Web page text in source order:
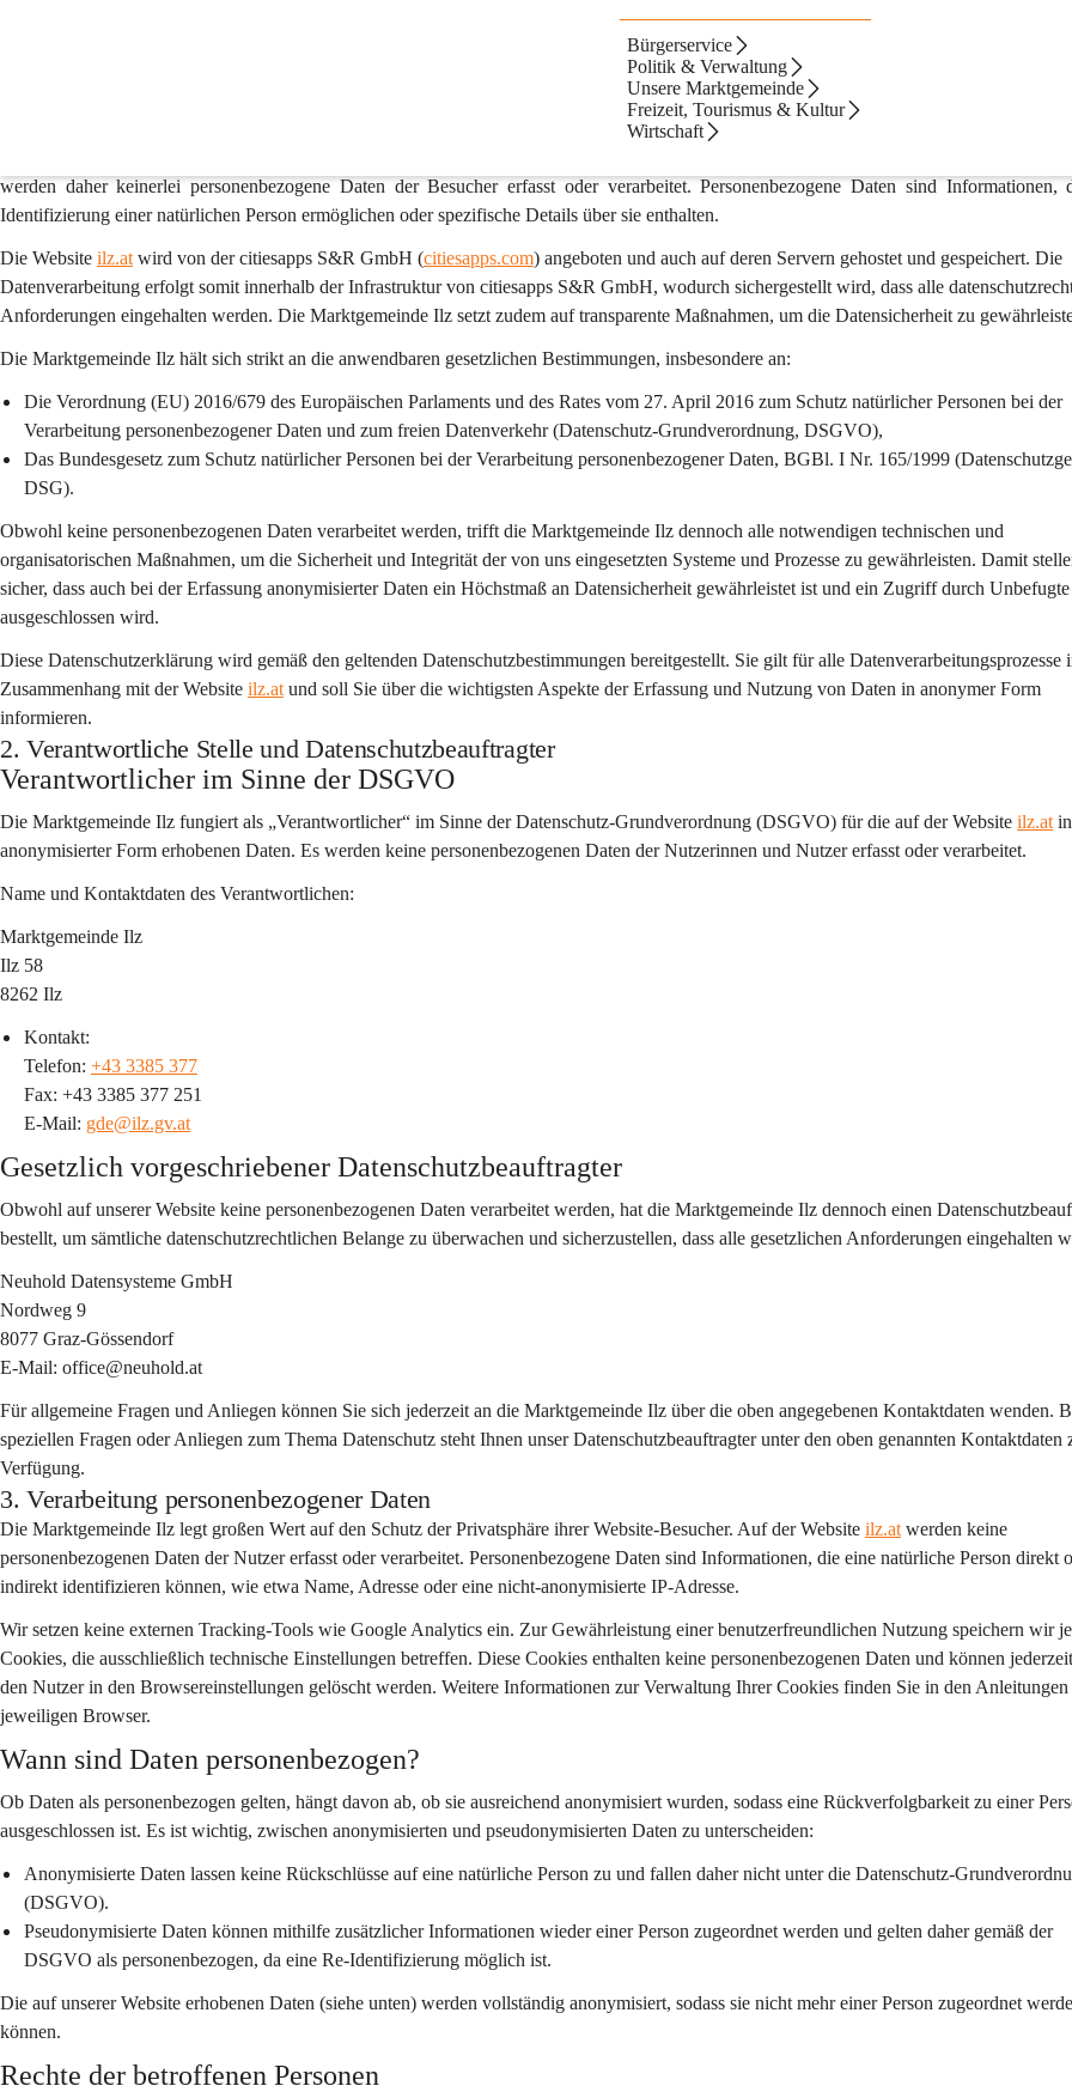
Bürgerservice
Politik & Verwaltung
Unsere Marktgemeinde
Freizeit, Tourismus & Kultur
Wirtschaft
werden daher keinerlei personenbezogene Daten der Besucher erfasst oder verarbeitet. Personenbezogene Daten sind Informationen,
Identifizierung einer natürlichen Person ermöglichen oder spezifische Details über sie enthalten.
Die Website ilz.at wird von der citiesapps S&R GmbH (citiesapps.com) angeboten und auch auf deren Servern gehostet und gespeichert. Die
Datenverarbeitung erfolgt somit innerhalb der Infrastruktur von citiesapps S&R GmbH, wodurch sichergestellt wird, dass alle
Anforderungen eingehalten werden. Die Marktgemeinde Ilz setzt zudem auf transparente Maßnahmen, um die Datensicherheit zu
Die Marktgemeinde Ilz hält sich strikt an die anwendbaren gesetzlichen Bestimmungen, insbesondere an:
Die Verordnung (EU) 2016/679 des Europäischen Parlaments und des Rates vom 27. April 2016 zum Schutz natürlicher Personen bei der
Verarbeitung personenbezogener Daten und zum freien Datenverkehr (Datenschutz-Grundverordnung, DSGVO),
Das Bundesgesetz zum Schutz natürlicher Personen bei der Verarbeitung personenbezogener Daten, BGBl. I Nr. 165/1999
DSG).
Obwohl keine personenbezogenen Daten verarbeitet werden, trifft die Marktgemeinde Ilz dennoch alle notwendigen technischen und
organisatorischen Maßnahmen, um die Sicherheit und Integrität der von uns eingesetzten Systeme und Prozesse zu gewährleisten. Damit
sicher, dass auch bei der Erfassung anonymisierter Daten ein Höchstmaß an Datensicherheit gewährleistet ist und ein Zugriff durch Unbefugte
ausgeschlossen wird.
Diese Datenschutzerklärung wird gemäß den geltenden Datenschutzbestimmungen bereitgestellt. Sie gilt für alle Datenverarbeitungsprozesse
Zusammenhang mit der Website ilz.at und soll Sie über die wichtigsten Aspekte der Erfassung und Nutzung von Daten in anonymer Form
informieren.
2. Verantwortliche Stelle und Datenschutzbeauftragter
Verantwortlicher im Sinne der DSGVO
Die Marktgemeinde Ilz fungiert als „Verantwortlicher“ im Sinne der Datenschutz-Grundverordnung (DSGVO) für die auf der Website ilz.at in
anonymisierter Form erhobenen Daten. Es werden keine personenbezogenen Daten der Nutzerinnen und Nutzer erfasst oder verarbeitet.
Name und Kontaktdaten des Verantwortlichen:
Marktgemeinde Ilz
Ilz 58
8262 Ilz
Kontakt:
Telefon: +43 3385 377
Fax: +43 3385 377 251
E-Mail: gde@ilz.gv.at
Gesetzlich vorgeschriebener Datenschutzbeauftragter
Obwohl auf unserer Website keine personenbezogenen Daten verarbeitet werden, hat die Marktgemeinde Ilz dennoch einen
bestellt, um sämtliche datenschutzrechtlichen Belange zu überwachen und sicherzustellen, dass alle gesetzlichen Anforderungen eingehalten
Neuhold Datensysteme GmbH
Nordweg 9
8077 Graz-Gössendorf
E-Mail: office@neuhold.at
Für allgemeine Fragen und Anliegen können Sie sich jederzeit an die Marktgemeinde Ilz über die oben angegebenen Kontaktdaten wenden.
speziellen Fragen oder Anliegen zum Thema Datenschutz steht Ihnen unser Datenschutzbeauftragter unter den oben genannten Kontaktdaten
Verfügung.
3. Verarbeitung personenbezogener Daten
Die Marktgemeinde Ilz legt großen Wert auf den Schutz der Privatsphäre ihrer Website-Besucher. Auf der Website ilz.at werden keine
personenbezogenen Daten der Nutzer erfasst oder verarbeitet. Personenbezogene Daten sind Informationen, die eine natürliche Person direkt
indirekt identifizieren können, wie etwa Name, Adresse oder eine nicht-anonymisierte IP-Adresse.
Wir setzen keine externen Tracking-Tools wie Google Analytics ein. Zur Gewährleistung einer benutzerfreundlichen Nutzung speichern wir
Cookies, die ausschließlich technische Einstellungen betreffen. Diese Cookies enthalten keine personenbezogenen Daten und können
den Nutzer in den Browsereinstellungen gelöscht werden. Weitere Informationen zur Verwaltung Ihrer Cookies finden Sie in den
jeweiligen Browser.
Wann sind Daten personenbezogen?
Ob Daten als personenbezogen gelten, hängt davon ab, ob sie ausreichend anonymisiert wurden, sodass eine Rückverfolgbarkeit zu einer
ausgeschlossen ist. Es ist wichtig, zwischen anonymisierten und pseudonymisierten Daten zu unterscheiden:
Anonymisierte Daten lassen keine Rückschlüsse auf eine natürliche Person zu und fallen daher nicht unter die Datenschutz-
(DSGVO).
Pseudonymisierte Daten können mithilfe zusätzlicher Informationen wieder einer Person zugeordnet werden und gelten daher gemäß der
DSGVO als personenbezogen, da eine Re-Identifizierung möglich ist.
Die auf unserer Website erhobenen Daten (siehe unten) werden vollständig anonymisiert, sodass sie nicht mehr einer Person zugeordnet
können.
Rechte der betroffenen Personen